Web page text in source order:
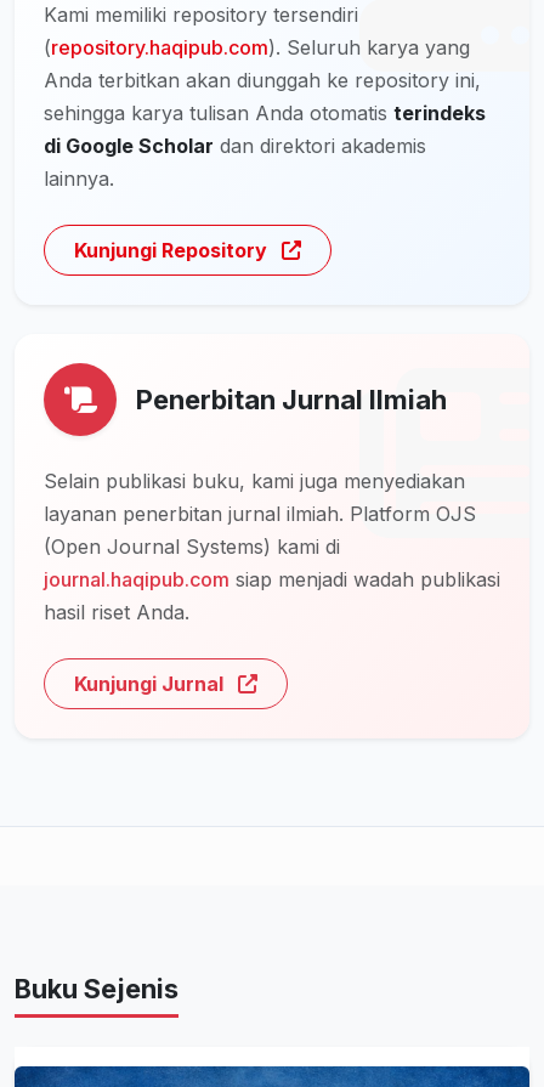
Kami memiliki repository tersendiri
(repository.haqipub.com). Seluruh karya yang
Anda terbitkan akan diunggah ke repository ini,
sehingga karya tulisan Anda otomatis terindeks
di Google Scholar dan direktori akademis
lainnya.
Kunjungi Repository
Penerbitan Jurnal Ilmiah
Selain publikasi buku, kami juga menyediakan
layanan penerbitan jurnal ilmiah. Platform OJS
(Open Journal Systems) kami di
journal.haqipub.com siap menjadi wadah publikasi
hasil riset Anda.
Kunjungi Jurnal
Buku Sejenis